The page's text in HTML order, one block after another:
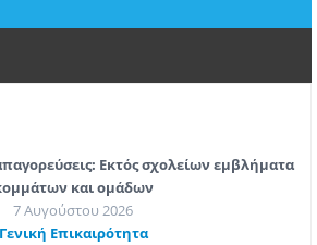
Εκτός σχολείων εμβλήματα
και ομάδων
7 Αυγούστου 2026
Γενική Επικαιρότητα